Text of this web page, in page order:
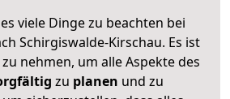
viele Dinge zu beachten bei
Schirgiswalde-Kirschau. Es ist
nehmen, um alle Aspekte des
zu planen und zu